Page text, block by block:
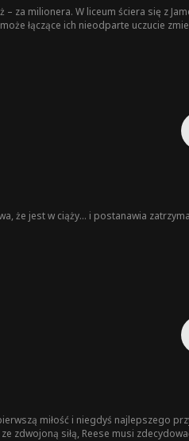
za milionera. W liceum ściera się z
łączące ich nieodparte uczucie
że jest w ciąży... i postanawia
miłość i niegdyś najlepszego
zdwojoną siłą, Reese musi